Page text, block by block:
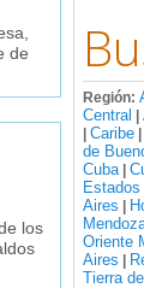
Región:
Central
Caribe
de
Cuba|
Estados
Aires
Oriente
Aires
Tierra
de
los